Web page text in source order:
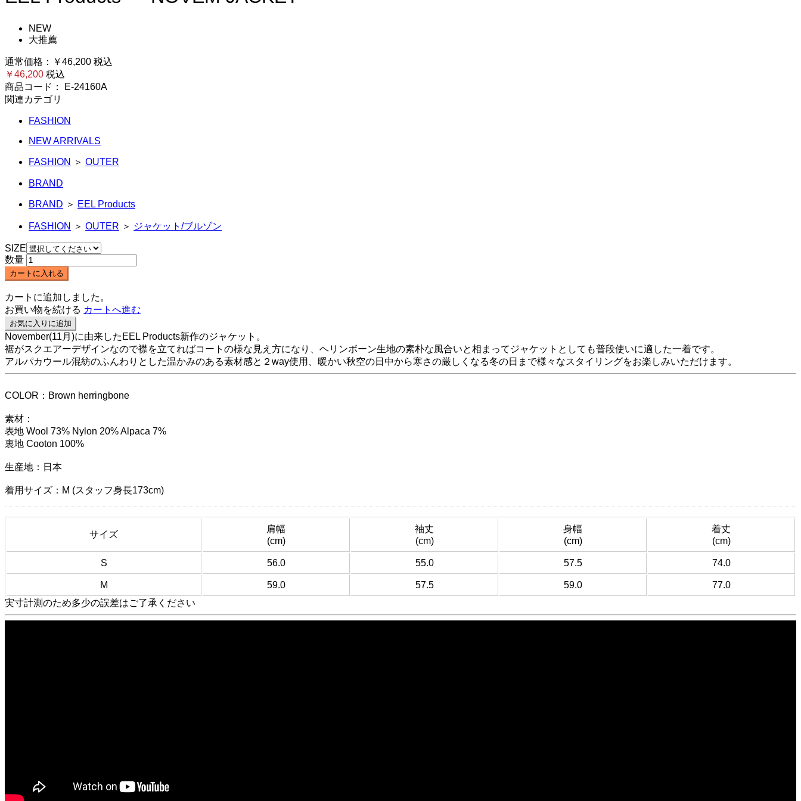
NEW
大推薦
通常価格： ￥46,200 税込
￥46,200 税込
商品コード：
E-24160A
関連カテゴリ
FASHION
NEW ARRIVALS
FASHION ＞ OUTER
BRAND
BRAND ＞ EEL Products
FASHION ＞ OUTER ＞ ジャケット/ブルゾン
SIZE
数量
カートに入れる
カートに追加しました。
お買い物を続ける カートへ進む
お気に入りに追加
November(11月)に由来したEEL Products新作のジャケット。
裾がスクエアーデザインなので襟を立てればコートの様な見え方になり、ヘリンボーン生地の素朴な風合いと相まってジャケットとしても普段使いに適した一着です。
アルパカウール混紡のふんわりとした温かみのある素材感と２way使用、暖かい秋空の日中から寒さの厳しくなる冬の日まで様々なスタイリングをお楽しみいただけます。
COLOR：Brown herringbone
素材：
表地 Wool 73% Nylon 20% Alpaca 7%
裏地 Cooton 100%
生産地：日本
着用サイズ：M (スタッフ身長173cm)
サイズ
肩幅
(cm)
袖丈
(cm)
身幅
(cm)
着丈
(cm)
S 56.0 55.0 57.5 74.0
M 59.0 57.5 59.0
77.0
実寸計測のため多少の誤差はご了承ください